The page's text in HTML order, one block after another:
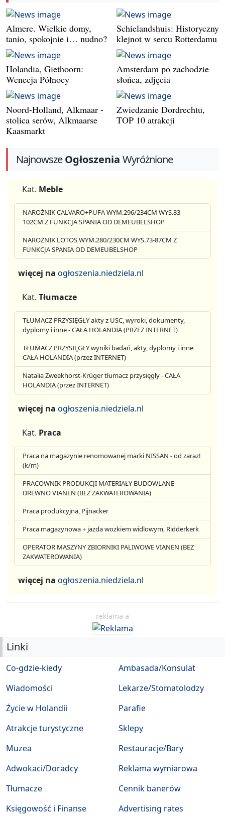
Almere. Wielkie domy,
tanio, spokojnie i… nudno?
Schielandshuis: Historyczny
klejnot w sercu Rotterdamu
Holandia, Giethoorn:
Wenecja Północy
Amsterdam po zachodzie
słońca, zdjęcia
Noord-Holland, Alkmaar -
stolica serów, Alkmaarse
Kaasmarkt
Zwiedzanie Dordrechtu,
TOP 10 atrakcji
NajnowszeOgłoszenia Wyróżnione
Kat. Meble
NAROŻNIK CALVARO+PUFA WYM.296/234CM WYS.83-
102CM Z FUNKCJA SPANIA OD DEMEUBELSHOP
NAROŻNIK LOTOS WYM.280/230CM WYS.73-87CM Z
FUNKCJA SPANIA OD DEMEUBELSHOP
więcej na ogłoszenia.niedziela.nl
Kat. Tłumacze
TŁUMACZ PRZYSIĘGŁY akty z USC, wyroki, dokumenty,
dyplomy i inne - CAŁA HOLANDIA (PRZEZ INTERNET)
TŁUMACZ PRZYSIĘGŁY wyniki badań, akty, dyplomy i inne
CAŁA HOLANDIA (przez INTERNET)
Natalia Zweekhorst-Krüger tłumacz przysięgły - CAŁA
HOLANDIA (przez INTERNET)
więcej na ogłoszenia.niedziela.nl
Kat. Praca
Praca na magazynie renomowanej marki NISSAN - od zaraz!
(k/m)
PRACOWNIK PRODUKCJI MATERIAŁY BUDOWLANE -
DREWNO VIANEN (BEZ ZAKWATEROWANIA)
Praca produkcyjna, Pijnacker
Praca magazynowa + jazda wozkiem widlowym, Ridderkerk
OPERATOR MASZYNY ZBIORNIKI PALIWOWE VIANEN (BEZ
ZAKWATEROWANIA)
więcej na ogłoszenia.niedziela.nl
reklama a
Linki
Co-gdzie-kiedy
Wiadomości
Życie w Holandii
Atrakcje turystyczne
Muzea
Ambasada/Konsulat
Lekarze/Stomatolodzy
Parafie
Sklepy
Restauracje/Bary
Adwokaci/Doradcy
Tłumacze
Księgowość i Finanse
Reklama wymiarowa
Cennik banerów
Advertising rates